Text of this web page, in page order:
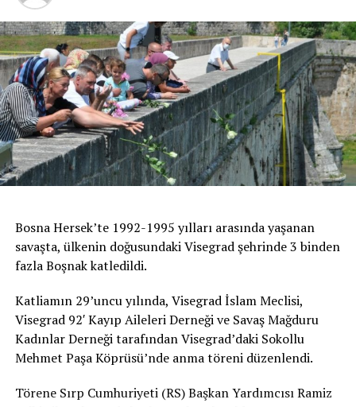
Bosna Hersek’te 1992-1995 yılları arasında yaşanan
savaşta, ülkenin doğusundaki Visegrad şehrinde 3 binden
fazla Boşnak katledildi.
Katliamın 29’uncu yılında, Visegrad İslam Meclisi,
Visegrad 92′ Kayıp Aileleri Derneği ve Savaş Mağduru
Kadınlar Derneği tarafından Visegrad’daki Sokollu
Mehmet Paşa Köprüsü’nde anma töreni düzenlendi.
Törene Sırp Cumhuriyeti (RS) Başkan Yardımcısı Ramiz